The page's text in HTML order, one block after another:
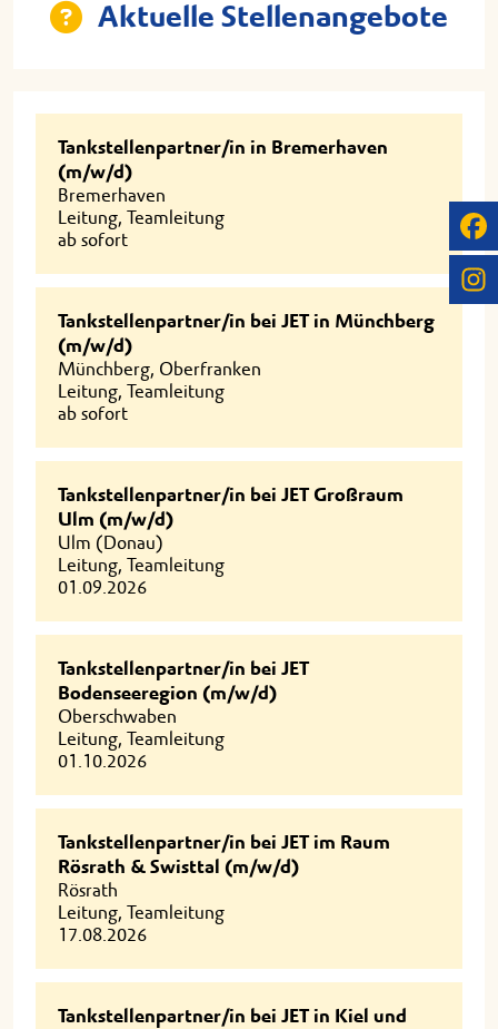
Aktuelle Stellenangebote
Tankstellenpartner/in in Bremerhaven
(m/w/d)
Bremerhaven
Leitung, Teamleitung
ab sofort
Tankstellenpartner/in bei JET in Münchberg
(m/w/d)
Münchberg, Oberfranken
Leitung, Teamleitung
ab sofort
Tankstellenpartner/in bei JET Großraum
Ulm (m/w/d)
Ulm (Donau)
Leitung, Teamleitung
01.09.2026
Tankstellenpartner/in bei JET
Bodenseeregion (m/w/d)
Oberschwaben
Leitung, Teamleitung
01.10.2026
Tankstellenpartner/in bei JET im Raum
Rösrath & Swisttal (m/w/d)
Rösrath
Leitung, Teamleitung
17.08.2026
Tankstellenpartner/in bei JET in Kiel und